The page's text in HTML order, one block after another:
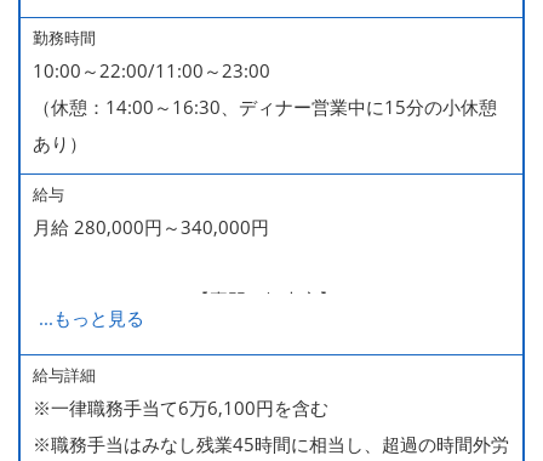
勤務時間
10:00～22:00/11:00～23:00
（休憩：14:00～16:30、ディナー営業中に15分の小休憩
あり）
給与
月給 280,000円～340,000円
280,000～340,000【専門・短大卒】
285,000～340,000【大卒】
※ 入社半年経過した後は、[月10日休みの月給34万円] の
働き方も選ぶことができます。
...もっと見る
給与詳細
※一律職務手当て6万6,100円を含む
※職務手当はみなし残業45時間に相当し、超過の時間外労